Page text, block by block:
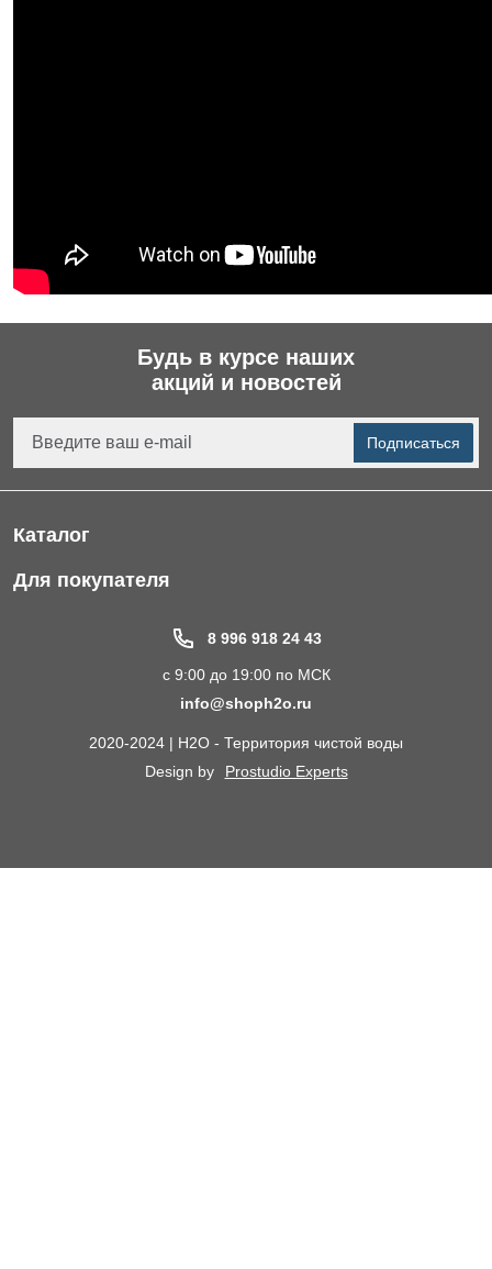
Будь в курсе наших
акций и новостей
Подписаться
Каталог
Фильтры для питьевой воды
Электрические Обогреватели
Для покупателя
8 996 918 24 43
с 9:00 до 19:00 по МСК
info@shoph2o.ru
2020-2024 | H2O - Территория чистой воды
Design by
Prostudio Experts